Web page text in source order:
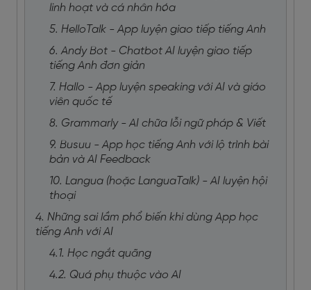
linh hoạt và cá nhân hóa
5. HelloTalk - App luyện giao tiếp tiếng Anh
6. Andy Bot - Chatbot AI luyện giao tiếp
tiếng Anh đơn giản
7. Hallo - App luyện speaking với AI và giáo
viên quốc tế
8. Grammarly - AI chữa lỗi ngữ pháp & Viết
9. Busuu - App học tiếng Anh với lộ trình bài
bản và AI Feedback
10. Langua (hoặc LanguaTalk) - AI luyện hội
thoại
4. Những sai lầm phổ biến khi dùng App học
tiếng Anh với AI
4.1. Học ngắt quãng
4.2. Quá phụ thuộc vào AI